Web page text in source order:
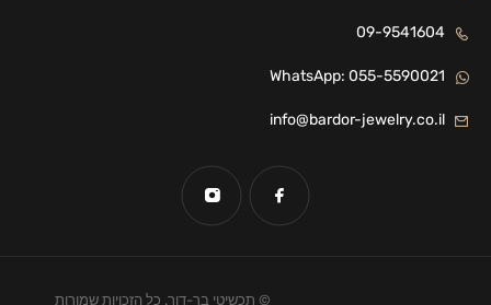
09-9541604
WhatsApp: 055-5590021
info@bardor-jewelry.co.il
© תכשיטי בר-דור. כל הזכויות שמורות